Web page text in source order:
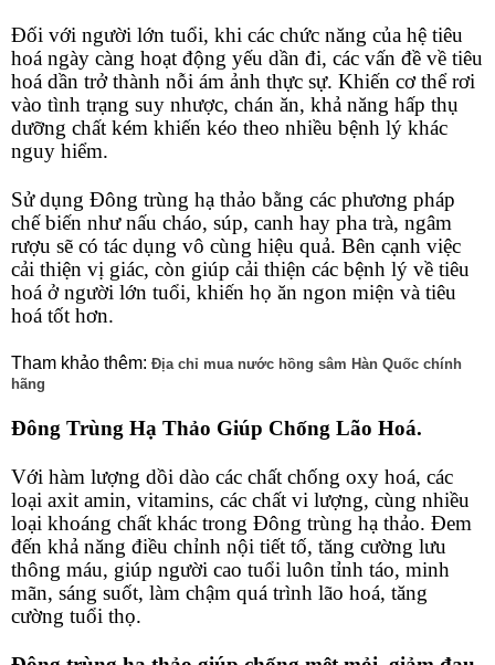
Đối với người lớn tuổi, khi các chức năng của hệ tiêu
hoá ngày càng hoạt động yếu dần đi, các vấn đề về tiêu
hoá dần trở thành nỗi ám ảnh thực sự. Khiến cơ thể rơi
vào tình trạng suy nhược, chán ăn, khả năng hấp thụ
dưỡng chất kém khiến kéo theo nhiều bệnh lý khác
nguy hiểm.
Sử dụng Đông trùng hạ thảo bằng các phương pháp
chế biến như nấu cháo, súp, canh hay pha trà, ngâm
rượu sẽ có tác dụng vô cùng hiệu quả. Bên cạnh việc
cải thiện vị giác, còn giúp cải thiện các bệnh lý về tiêu
hoá ở người lớn tuổi, khiến họ ăn ngon miện và tiêu
hoá tốt hơn.
Tham khảo thêm: Địa chỉ mua nước hồng sâm Hàn Quốc chính
hãng
Đông Trùng Hạ Thảo Giúp Chống Lão Hoá.
Với hàm lượng dồi dào các chất chống oxy hoá, các
loại axit amin, vitamins, các chất vi lượng, cùng nhiều
loại khoáng chất khác trong Đông trùng hạ thảo. Đem
đến khả năng điều chỉnh nội tiết tố, tăng cường lưu
thông máu, giúp người cao tuổi luôn tỉnh táo, minh
mãn, sáng suốt, làm chậm quá trình lão hoá, tăng
cường tuổi thọ.